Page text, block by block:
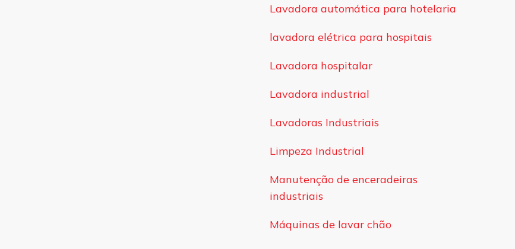
Lavadora automática para hotelaria
lavadora elétrica para hospitais
Lavadora hospitalar
Lavadora industrial
Lavadoras Industriais
Limpeza Industrial
Manutenção de enceradeiras
industriais
Máquinas de lavar chão